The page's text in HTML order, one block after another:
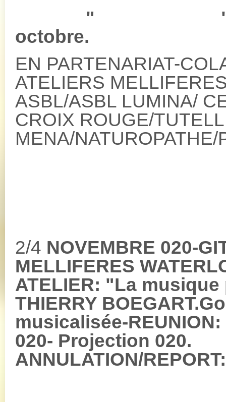
" " : le
octobre. 1
EN PARTENARIAT-
ATELIERS
ASBL/ASBL LUMINA/
CROIX ROUGE/
MENA/
2/4 NOVEMBRE 020-
MELLIFERES
ATELIER: "La
THIERRY
musicalisée-
020- Projection 020.
ANNULATION/